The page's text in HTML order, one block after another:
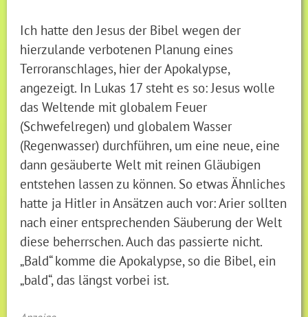
Ich hatte den Jesus der Bibel wegen der
hierzulande verbotenen Planung eines
Terroranschlages, hier der Apokalypse,
angezeigt. In Lukas 17 steht es so: Jesus wolle
das Weltende mit globalem Feuer
(Schwefelregen) und globalem Wasser
(Regenwasser) durchführen, um eine neue, eine
dann gesäuberte Welt mit reinen Gläubigen
entstehen lassen zu können. So etwas Ähnliches
hatte ja Hitler in Ansätzen auch vor: Arier sollten
nach einer entsprechenden Säuberung der Welt
diese beherrschen. Auch das passierte nicht.
„Bald“ komme die Apokalypse, so die Bibel, ein
„bald“, das längst vorbei ist.